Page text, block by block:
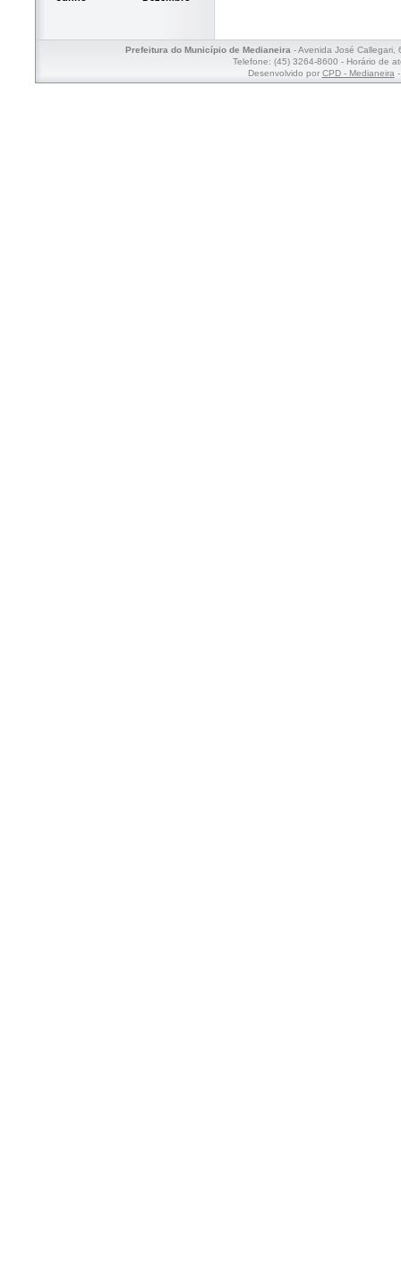
Prefeitura do Município de Medianeira- Avenida José Callegari,
Telefone: (45) 3264-8600 - Horário de
Desenvolvido por CPD - Medianeira-